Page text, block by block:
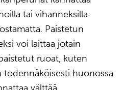
tai vihanneksilla.
Paistetun
voi laittaa jotain
ruoat, kuten
todennäköisesti huonossa